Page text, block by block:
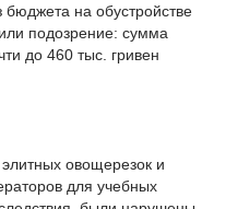
бюджета на обустройстве
подозрение: сумма
до 460 тыс. гривен
элитных овощерезок и
для учебных